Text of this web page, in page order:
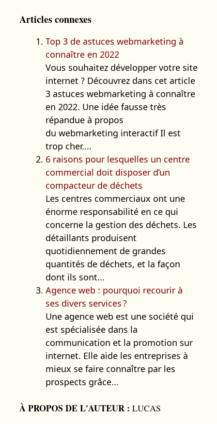
Articles connexes
Top 3 de astuces webmarketing à
connaître en 2022
Vous souhaitez développer votre site
internet ? Découvrez dans cet article
3 astuces webmarketing à connaître
en 2022. Une idée fausse très
répandue à propos
du webmarketing interactif Il est
trop cher....
6 raisons pour lesquelles un centre
commercial doit disposer d’un
compacteur de déchets
Les centres commerciaux ont une
énorme responsabilité en ce qui
concerne la gestion des déchets. Les
détaillants produisent
quotidiennement de grandes
quantités de déchets, et la façon
dont ils sont...
Agence web : pourquoi recourir à
ses divers services ?
Une agence web est une société qui
est spécialisée dans la
communication et la promotion sur
internet. Elle aide les entreprises à
mieux se faire connaître par les
prospects grâce...
À PROPOS DE L'AUTEUR : LUCAS